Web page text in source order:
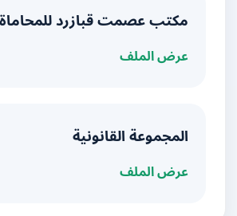
مكتب عصمت قبازرد للمحاماة
عرض الملف
المجموعة القانونية
عرض الملف